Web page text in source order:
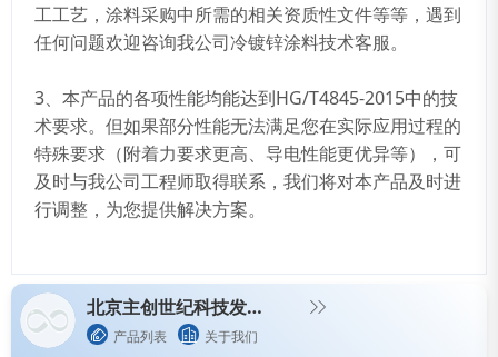
工工艺，涂料采购中所需的相关资质性文件等等，遇到
任何问题欢迎咨询我公司冷镀锌涂料技术客服。
3、本产品的各项性能均能达到HG/T4845-2015中的技
术要求。但如果部分性能无法满足您在实际应用过程的
特殊要求（附着力要求更高、导电性能更优异等），可
及时与我公司工程师取得联系，我们将对本产品及时进
行调整，为您提供解决方案。
北京主创世纪科技发展有限公司
产品列表 关于我们